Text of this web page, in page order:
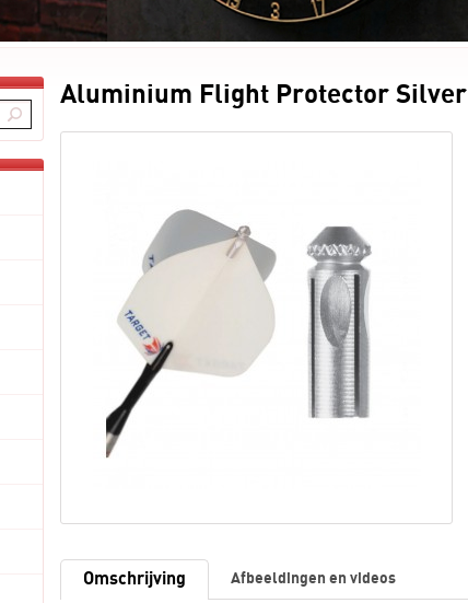
Aluminium Flight Protector Silver
Omschrijving Afbeeldingen en videos